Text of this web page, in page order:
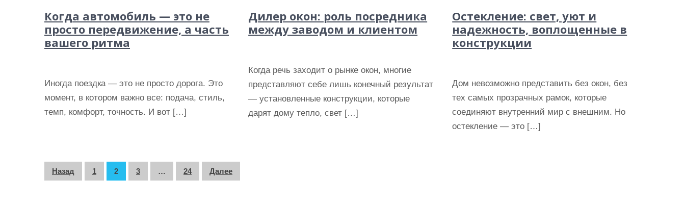
Когда автомобиль — это не
просто передвижение, а часть
вашего ритма
Иногда поездка — это не просто дорога. Это
момент, в котором важно все: подача, стиль,
темп, комфорт, точность. И вот […]
Дилер окон: роль посредника
между заводом и клиентом
Когда речь заходит о рынке окон, многие
представляют себе лишь конечный результат
— установленные конструкции, которые
дарят дому тепло, свет […]
Остекление: свет, уют и
надежность, воплощенные в
конструкции
Дом невозможно представить без окон, без
тех самых прозрачных рамок, которые
соединяют внутренний мир с внешним. Но
остекление — это […]
ПНазад 1 2 3 … 24 Далее